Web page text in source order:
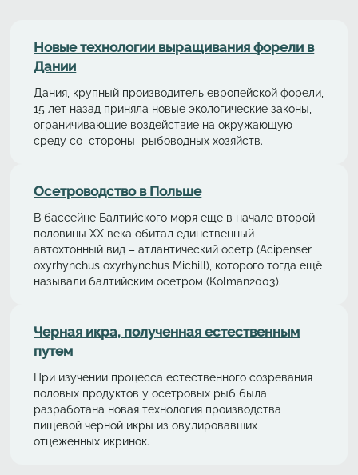
Новые технологии выращивания форели в
Дании
Дания, крупный производитель европейской форели,
15 лет назад приняла новые экологические законы,
ограничивающие воздействие на окружающую
среду со стороны рыбоводных хозяйств.
Осетрoводствo в Польше
В бассейне Балтийского моря ещё в начале второй
половины ХХ века обитал единственный
автохтонный вид – aтлaнтичеcкий осетр (Acipenser
oxyrhynchus oxyrhynchus Michill), которого тогда ещё
называли балтийским осетром (Kolman2003).
Черная икра, полученная естественным
путем
При изучении процесса естественного созревания
половых продуктов у осетровых рыб была
разработана новая технология производства
пищевой черной икры из овулировавших
отцеженных икринок.